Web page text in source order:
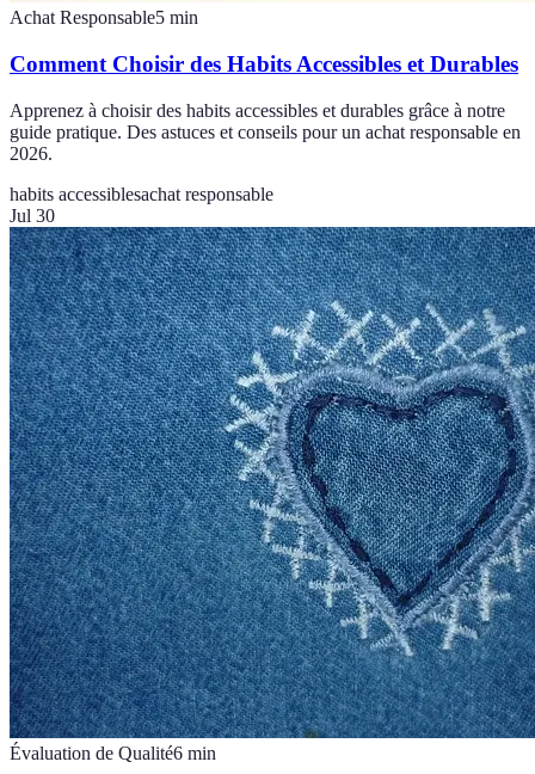
Achat Responsable5 min
Comment Choisir des Habits Accessibles et Durables
Apprenez à choisir des habits accessibles et durables grâce à notre
guide pratique. Des astuces et conseils pour un achat responsable en
2026.
habits accessiblesachat responsable
Jul 30
Évaluation de Qualité6 min